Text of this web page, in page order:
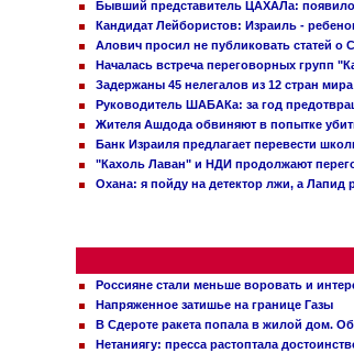
Бывший представитель ЦАХАЛа:
Кандидат Лейбористов: Израиль -
Алович просил не публиковать статей о
Началась встреча переговорных групп
Задержаны 45 нелегалов из 12 стран мира
Руководитель ШАБАКа: за год
Жителя Ашдода обвиняют в попытке
Банк Израиля предлагает перевести
"Кахоль Лаван" и НДИ продолжают
Охана: я пойду на детектор лжи, а Лапид
Россияне стали меньше воровать и
Напряженное затишье на границе Газы
В Сдероте ракета попала в жилой дом.
Нетаниягу: пресса растоптала